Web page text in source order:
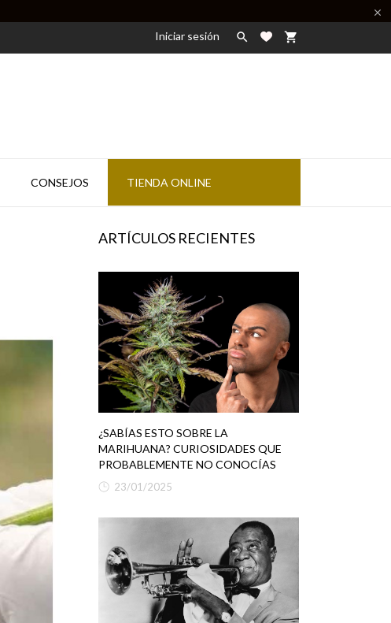

Iniciar sesión  shopping_cart
CONSEJOS TIENDA ONLINE
ARTÍCULOS RECIENTES
¿SABÍAS ESTO SOBRE LA
MARIHUANA? CURIOSIDADES QUE
PROBABLEMENTE NO CONOCÍAS
23/01/2025